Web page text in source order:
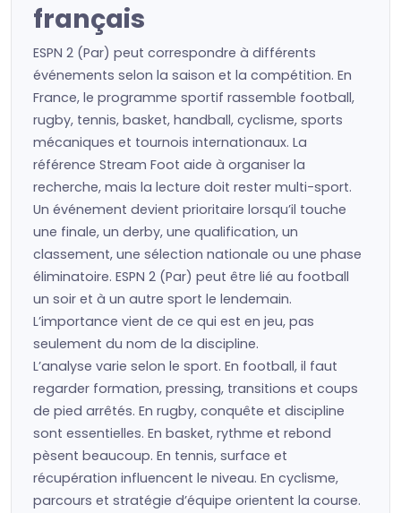
français
ESPN 2 (Par) peut correspondre à différents
événements selon la saison et la compétition. En
France, le programme sportif rassemble football,
rugby, tennis, basket, handball, cyclisme, sports
mécaniques et tournois internationaux. La
référence Stream Foot aide à organiser la
recherche, mais la lecture doit rester multi-sport.
Un événement devient prioritaire lorsqu’il touche
une finale, un derby, une qualification, un
classement, une sélection nationale ou une phase
éliminatoire. ESPN 2 (Par) peut être lié au football
un soir et à un autre sport le lendemain.
L’importance vient de ce qui est en jeu, pas
seulement du nom de la discipline.
L’analyse varie selon le sport. En football, il faut
regarder formation, pressing, transitions et coups
de pied arrêtés. En rugby, conquête et discipline
sont essentielles. En basket, rythme et rebond
pèsent beaucoup. En tennis, surface et
récupération influencent le niveau. En cyclisme,
parcours et stratégie d’équipe orientent la course.